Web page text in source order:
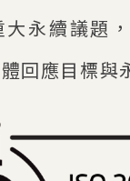
永續議題
回應目標與